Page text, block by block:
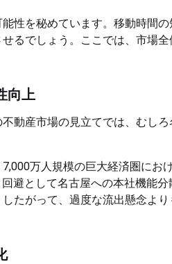
性を秘めています。移動時間
るでしょう。ここでは、市場全
向上
動産市場の見立てでは、むし
万人規模の巨大経済圏にお
避として名古屋への本社機能分
たがって、過度な流出懸念より